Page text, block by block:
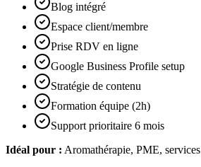
Blog intégré
Espace client/membre
Prise RDV en ligne
Google Business Profile setup
Stratégie de contenu
Formation équipe (2h)
Support prioritaire 6 mois
Idéal pour : Aromathérapie, PME, services